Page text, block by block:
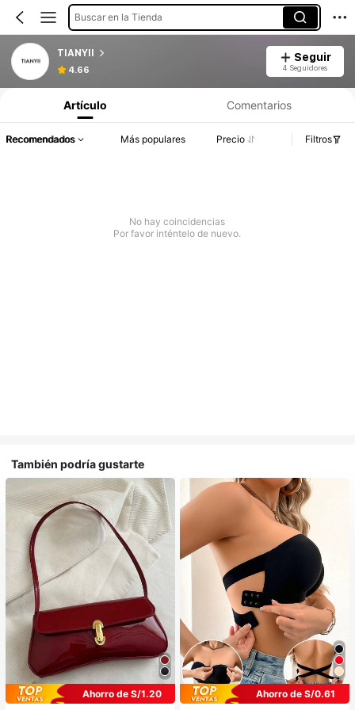
Buscar en la Tienda
TIANYII
4.66
Seguir
4 Seguidores
Artículo Comentarios
Recomendados Más populares Precio Filtros
No hay coincidencias
Por favor inténtelo de nuevo.
También podría gustarte
Ahorro de S/1.20
Ahorro de S/0.61